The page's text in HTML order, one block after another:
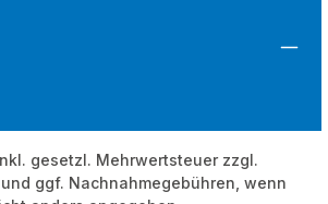
gesetzl. Mehrwertsteuer zzgl.
und ggf. Nachnahmegebühren, wenn